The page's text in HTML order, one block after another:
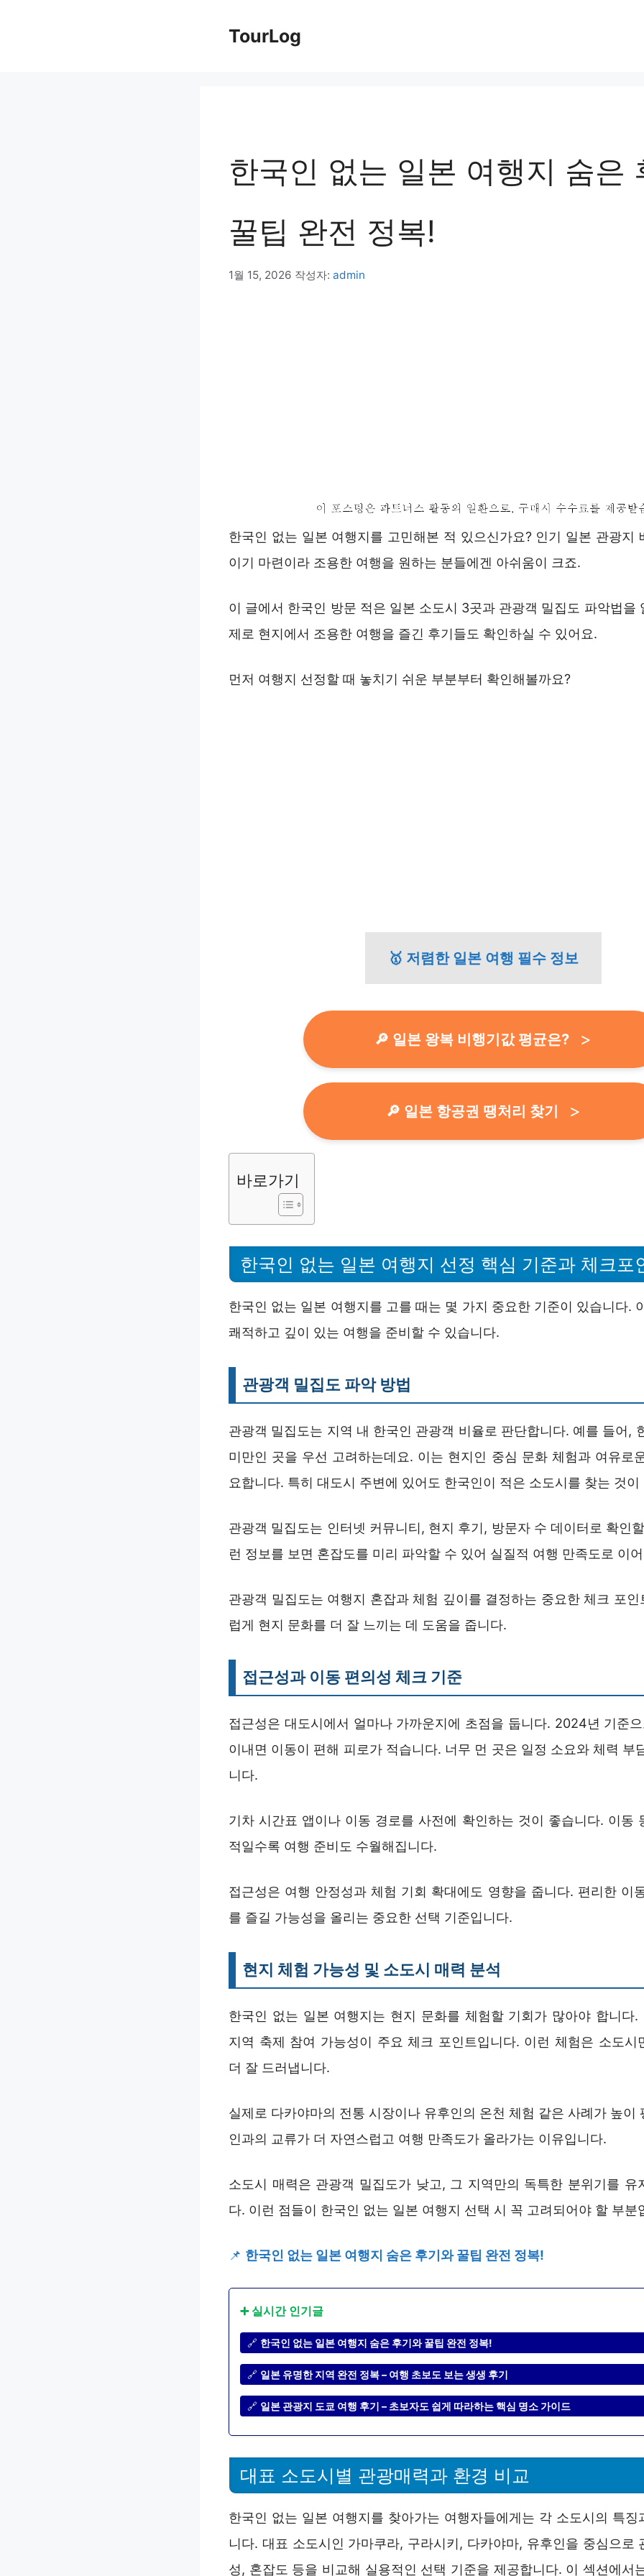
TourLog
한국인 없는 일본 여행지 숨은
꿀팁 완전 정복!
1월 15, 2026 작성자: admin
한국인 없는 일본 여행지를 고민해본 적 있으신가요? 인기 일본 관광지
이기 마련이라 조용한 여행을 원하는 분들에겐 아쉬움이 크죠.
이 글에서 한국인 방문 적은 일본 소도시 3곳과 관광객 밀집도 파악법을
제로 현지에서 조용한 여행을 즐긴 후기들도 확인하실 수 있어요.
먼저 여행지 선정할 때 놓치기 쉬운 부분부터 확인해볼까요?
🥇 저렴한 일본 여행 필수 정보
🔎 일본 왕복 비행기값 평균은?
🔎 일본 항공권 땡처리 찾기
바로가기
한국인 없는 일본 여행지 선정 핵심 기준과 체크포
한국인 없는 일본 여행지를 고를 때는 몇 가지 중요한 기준이 있습니다.
쾌적하고 깊이 있는 여행을 준비할 수 있습니다.
관광객 밀집도 파악 방법
관광객 밀집도는 지역 내 한국인 관광객 비율로 판단합니다. 예를 들어,
미만인 곳을 우선 고려하는데요. 이는 현지인 중심 문화 체험과 여유로
요합니다. 특히 대도시 주변에 있어도 한국인이 적은 소도시를 찾는 것이
관광객 밀집도는 인터넷 커뮤니티, 현지 후기, 방문자 수 데이터로 확인
런 정보를 보면 혼잡도를 미리 파악할 수 있어 실질적 여행 만족도로 이
관광객 밀집도는 여행지 혼잡과 체험 깊이를 결정하는 중요한 체크 포인
럽게 현지 문화를 더 잘 느끼는 데 도움을 줍니다.
접근성과 이동 편의성 체크 기준
접근성은 대도시에서 얼마나 가까운지에 초점을 둡니다. 2024년 기준
이내면 이동이 편해 피로가 적습니다. 너무 먼 곳은 일정 소요와 체력 부
니다.
기차 시간표 앱이나 이동 경로를 사전에 확인하는 것이 좋습니다. 이동
적일수록 여행 준비도 수월해집니다.
접근성은 여행 안정성과 체험 기회 확대에도 영향을 줍니다. 편리한 이
를 즐길 가능성을 올리는 중요한 선택 기준입니다.
현지 체험 가능성 및 소도시 매력 분석
한국인 없는 일본 여행지는 현지 문화를 체험할 기회가 많아야 합니다.
지역 축제 참여 가능성이 주요 체크 포인트입니다. 이런 체험은 소도시
더 잘 드러냅니다.
실제로 다카야마의 전통 시장이나 유후인의 온천 체험 같은 사례가 높이
인과의 교류가 더 자연스럽고 여행 만족도가 올라가는 이유입니다.
소도시 매력은 관광객 밀집도가 낮고, 그 지역만의 독특한 분위기를 유
다. 이런 점들이 한국인 없는 일본 여행지 선택 시 꼭 고려되어야 할 부분
📌 한국인 없는 일본 여행지 숨은 후기와 꿀팁 완전 정복!
➕ 실시간 인기글
🔗 한국인 없는 일본 여행지 숨은 후기와 꿀팁 완전 정복!
🔗 일본 유명한 지역 완전 정복 – 여행 초보도 보는 생생 후기
🔗 일본 관광지 도쿄 여행 후기 – 초보자도 쉽게 따라하는 핵심 명소 가이드
대표 소도시별 관광매력과 환경 비교
한국인 없는 일본 여행지를 찾아가는 여행자들에게는 각 소도시의 특징
니다. 대표 소도시인 가마쿠라, 구라시키, 다카야마, 유후인을 중심으로
성, 혼잡도 등을 비교해 실용적인 선택 기준을 제공합니다. 이 섹션에서